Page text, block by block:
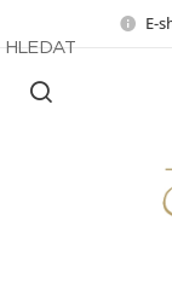
E-
HLEDAT